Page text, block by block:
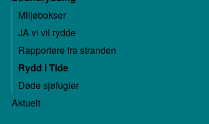
Miljøbokser
JA vi vil rydde
Rapportere fra stranden
Rydd i Tide
Døde sjøfugler
Aktuelt